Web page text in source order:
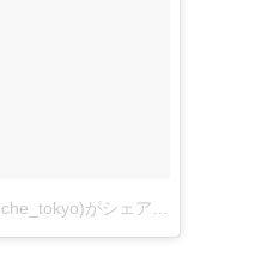
Leau a la boucheさん(@leaualabouche_tokyo)がシェアした投稿